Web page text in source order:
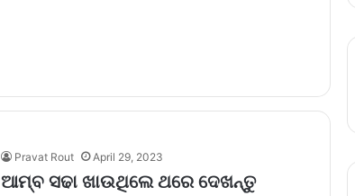
Pravat Rout April 29, 2023
ଆମ୍ବ ସଢା ଖାଉଥିଲେ ଥରେ ଦେଖନ୍ତୁ